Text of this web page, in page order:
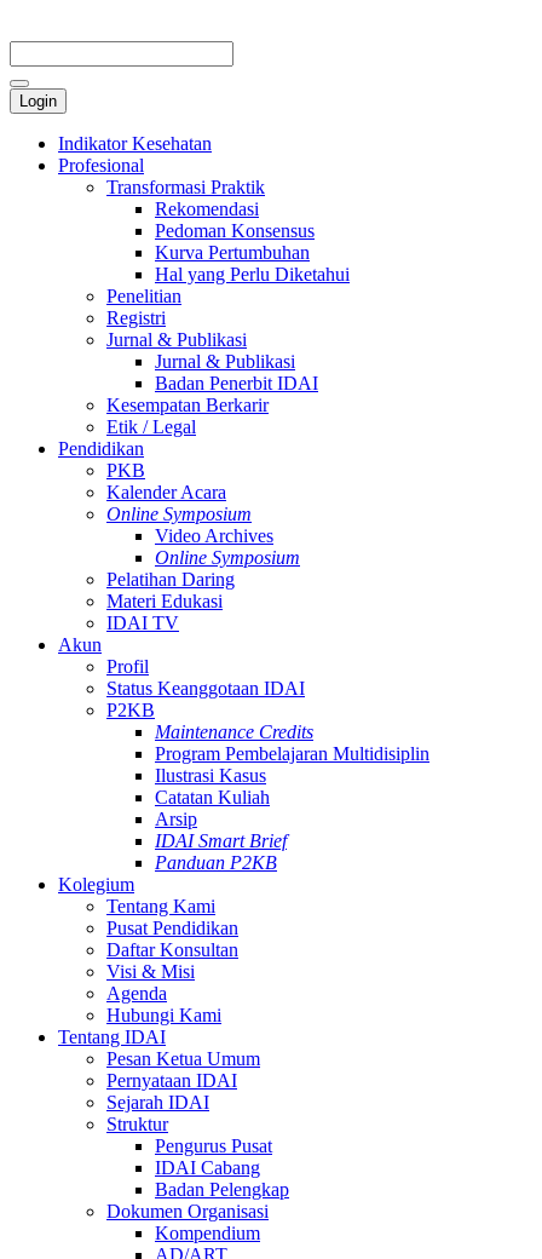
Login
Indikator Kesehatan
Profesional
Transformasi Praktik
Rekomendasi
Pedoman Konsensus
Kurva Pertumbuhan
Hal yang Perlu Diketahui
Penelitian
Registri
Jurnal & Publikasi
Jurnal & Publikasi
Badan Penerbit IDAI
Kesempatan Berkarir
Etik / Legal
Pendidikan
PKB
Kalender Acara
Online Symposium
Video Archives
Online Symposium
Pelatihan Daring
Materi Edukasi
IDAI TV
Akun
Profil
Status Keanggotaan IDAI
P2KB
Maintenance Credits
Program Pembelajaran Multidisiplin
Ilustrasi Kasus
Catatan Kuliah
Arsip
IDAI Smart Brief
Panduan P2KB
Kolegium
Tentang Kami
Pusat Pendidikan
Daftar Konsultan
Visi & Misi
Agenda
Hubungi Kami
Tentang IDAI
Pesan Ketua Umum
Pernyataan IDAI
Sejarah IDAI
Struktur
Pengurus Pusat
IDAI Cabang
Badan Pelengkap
Dokumen Organisasi
Kompendium
AD/ART